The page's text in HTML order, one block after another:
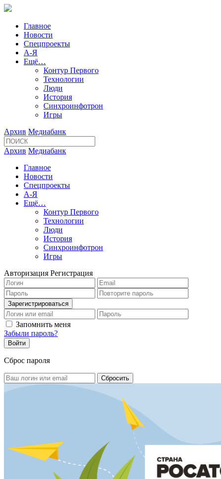
Главное
Новости
Спецпроекты
А-Я
Ещё…
Контур Первого
Технологии
Люди
История
Синхроинфотрон
Игры
Архив Медиабанк
Архив Медиабанк
Главное
Новости
Спецпроекты
А-Я
Ещё…
Контур Первого
Технологии
Люди
История
Синхроинфотрон
Игры
Авторизация Регистрация
Запомнить меня
Забыли пароль?
Сброс пароля